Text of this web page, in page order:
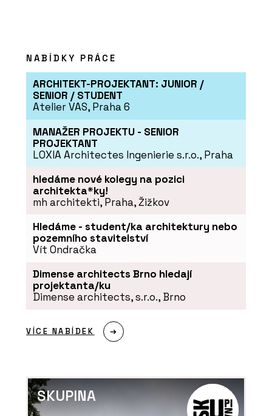
NABÍDKY PRÁCE
ARCHITEKT-PROJEKTANT: JUNIOR /
SENIOR / STUDENT
Atelier VAS, Praha 6
MANAŽER PROJEKTU - SENIOR
PROJEKTANT
LOXIA Architectes Ingenierie s.r.o., Praha
hledáme nové kolegy na pozici
architekta*ky!
mh architekti, Praha, Žižkov
Hledáme - student/ka architektury nebo
pozemního stavitelství
Vít Ondračka
Dimense architects Brno hledají
projektanta/ku
Dimense architects, s.r.o., Brno
VÍCE NABÍDEK
SKUPINA